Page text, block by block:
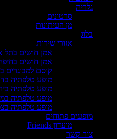
גלריה
סרטונים
מן העיתונות
בלוג
אזורי שירות
אמן חושים בתל
אמן חושים בחיפה
קוסם למבוגרים
מופע טלפתיה בדרום
מופע טלפתיה
מופע טלפתיה במרכז
מופע טלפתיה בצפון
מופעים פתוחים
מועדון Friends
צור קשר